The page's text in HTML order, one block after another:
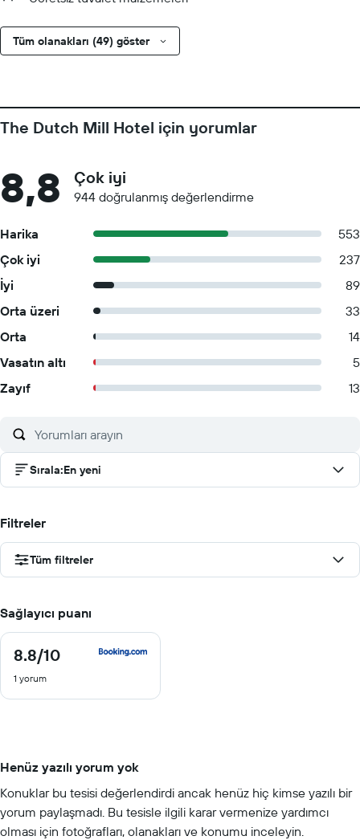
Tüm olanakları (49) göster
The Dutch Mill Hotel için yorumlar
8,8 Çok iyi
944 doğrulanmış değerlendirme
Harika
553
Çok iyi
237
İyi
89
Orta üzeri
33
Orta
14
Vasatın altı
5
Zayıf
13
Sırala:En yeni
Filtreler
Tüm filtreler
Sağlayıcı puanı
8.8/10
8.8
10
1 yorum
Henüz yazılı yorum yok
Konuklar bu tesisi değerlendirdi ancak henüz hiç kimse yazılı bir
yorum paylaşmadı. Bu tesisle ilgili karar vermenize yardımcı
olması için fotoğrafları, olanakları ve konumu inceleyin.